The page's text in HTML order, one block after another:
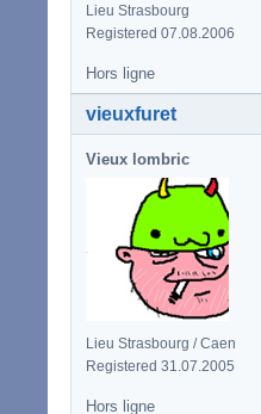
Lieu Strasbourg
Registered 07.08.2006
Hors ligne
vieuxfuret
Vieux lombric
Lieu Strasbourg / Caen
Registered 31.07.2005
Hors ligne